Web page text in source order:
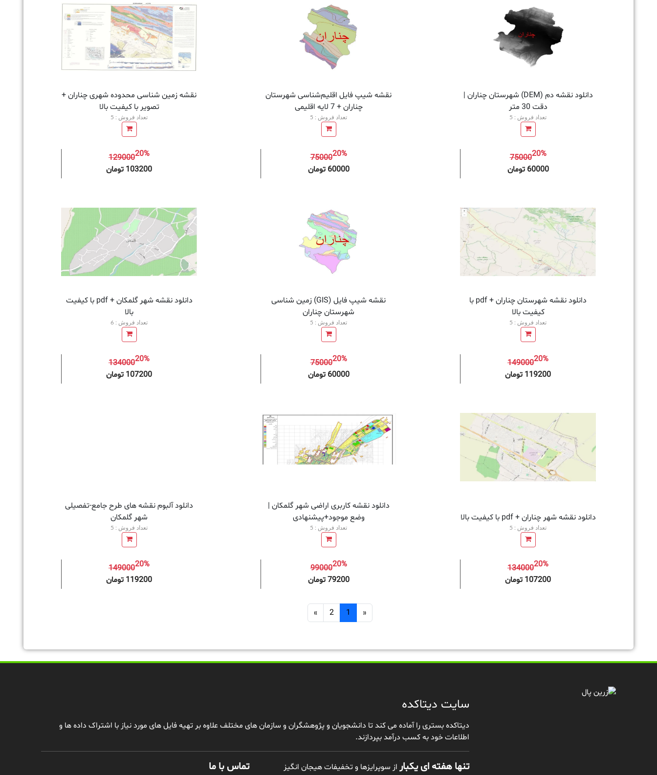
دانلود نقشه دم (DEM) شهرستان چناران |
دقت 30 متر
تعداد فروش : 5
7500020%
60000 تومان
نقشه شیپ‌ فایل اقلیم‌شناسی شهرستان
چناران + 7 لایه اقلیمی
تعداد فروش : 5
7500020%
60000 تومان
نقشه زمین‌ شناسی محدوده شهری چناران +
تصویر با کیفیت بالا
تعداد فروش : 5
12900020%
103200 تومان
دانلود نقشه شهرستان چناران + pdf با
کیفیت بالا
تعداد فروش : 5
14900020%
119200 تومان
نقشه شیپ فایل (GIS) زمین‌ شناسی
شهرستان چناران
تعداد فروش : 5
7500020%
60000 تومان
دانلود نقشه شهر گلمکان + pdf با کیفیت
بالا
تعداد فروش : 6
13400020%
107200 تومان
دانلود نقشه شهر چناران + pdf با کیفیت بالا
تعداد فروش : 5
13400020%
107200 تومان
دانلود نقشه کاربری اراضی شهر گلمکان |
وضع موجود+پیشنهادی
تعداد فروش : 5
9900020%
79200 تومان
دانلود آلبوم نقشه های طرح جامع-تفصیلی
شهر گلمکان
تعداد فروش : 5
14900020%
119200 تومان
«
1
2
»
سایت دیتاکده
دیتاکده بستری را آماده می کند تا دانشجویان و پژوهشگران و سازمان های مختلف علاوه بر تهیه فایل های مورد نیاز با اشتراک داده ها و
اطلاعات خود به کسب درآمد بپردازند.
تنها هفته ای یکبار از سوپرایزها و تخفیفات هیجان انگیز
تماس با ما